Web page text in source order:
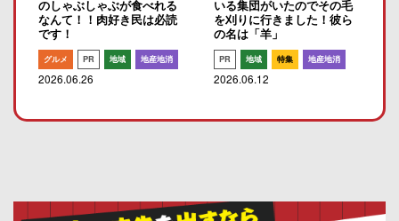
のしゃぶしゃぶが食べれる
なんて！！肉好き民は必読
です！
グルメ PR 地域 地産地消
2026.06.26
いる集団がいたのでその毛
を刈りに行きました！彼ら
の名は「羊」
PR 地域 特集 地産地消
2026.06.12